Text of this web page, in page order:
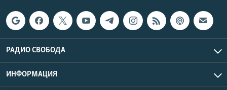
РАДИО СВОБОДА
ИНФОРМАЦИЯ